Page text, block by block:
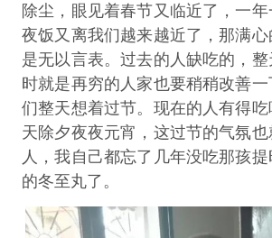
除尘，眼见着春节又临近了，一
夜饭又离我们越来越近了，那满
是无以言表。过去的人缺吃的，
时就是再穷的人家也要稍稍改善一
们整天想着过节。现在的人有得
天除夕夜夜元宵，这过节的气氛也
人，我自己都忘了几年没吃那孩
的冬至丸了。